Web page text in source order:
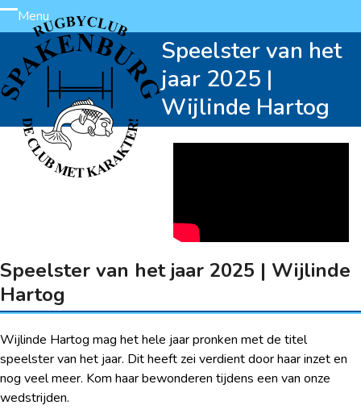
Skip
to
content
Menu
Open
mobile
menu
Close
mobile
menu
Speelster van het
jaar 2025 |
Wijlinde Hartog
Speelster van het jaar 2025 | Wijlinde
Hartog
Wijlinde Hartog mag het hele jaar pronken met de titel
speelster van het jaar. Dit heeft zei verdient door haar inzet en
nog veel meer. Kom haar bewonderen tijdens een van onze
wedstrijden.